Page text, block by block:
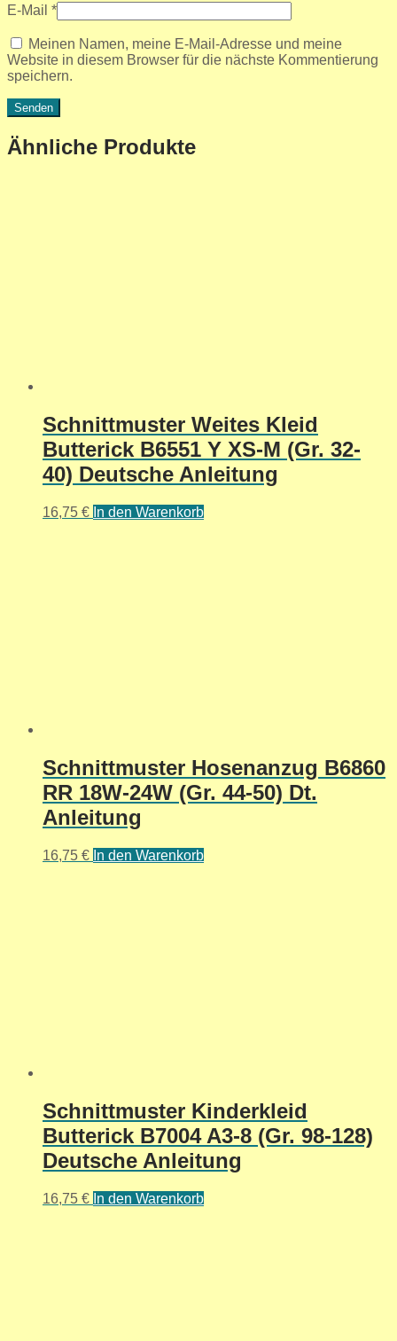
E-Mail *
Meinen Namen, meine E-Mail-Adresse und meine
Website in diesem Browser für die nächste Kommentierung
speichern.
Ähnliche Produkte
Schnittmuster Weites Kleid
Butterick B6551 Y XS-M (Gr. 32-
40) Deutsche Anleitung
16,75 € In den Warenkorb
Schnittmuster Hosenanzug B6860
RR 18W-24W (Gr. 44-50) Dt.
Anleitung
16,75 € In den Warenkorb
Schnittmuster Kinderkleid
Butterick B7004 A3-8 (Gr. 98-128)
Deutsche Anleitung
16,75 € In den Warenkorb